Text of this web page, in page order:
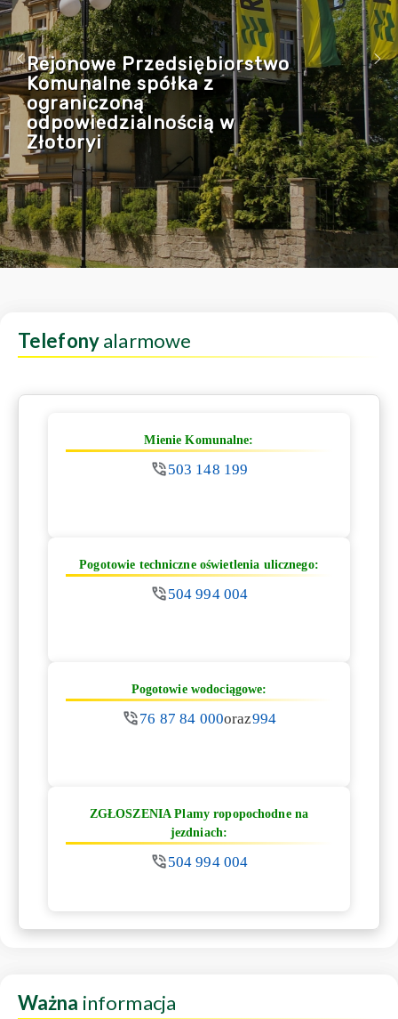
Rejonowe Przedsiębiorstwo
Komunalne spółka z
ograniczoną
odpowiedzialnością w
Złotoryi
Telefonyalarmowe
Mienie Komunalne:
503 148 199
Pogotowie techniczne oświetlenia ulicznego:
504 994 004
Pogotowie wodociągowe:
76 87 84 000oraz994
ZGŁOSZENIA Plamy ropopochodne na
jezdniach:
504 994 004
Ważna informacja